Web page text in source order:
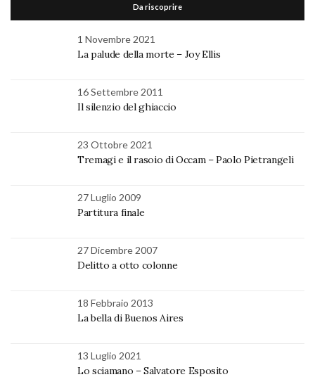
Da riscoprire
1 Novembre 2021
La palude della morte – Joy Ellis
16 Settembre 2011
Il silenzio del ghiaccio
23 Ottobre 2021
Tremagi e il rasoio di Occam – Paolo Pietrangeli
27 Luglio 2009
Partitura finale
27 Dicembre 2007
Delitto a otto colonne
18 Febbraio 2013
La bella di Buenos Aires
13 Luglio 2021
Lo sciamano – Salvatore Esposito